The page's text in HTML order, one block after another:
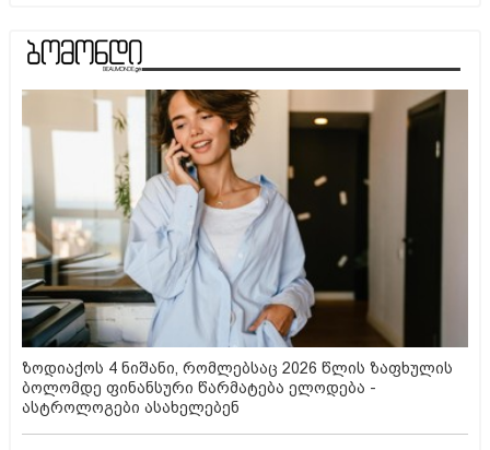
ზოდიაქოს 4 ნიშანი, რომლებსაც 2026 წლის ზაფხულის
ბოლომდე ფინანსური წარმატება ელოდება -
ასტროლოგები ასახელებენ